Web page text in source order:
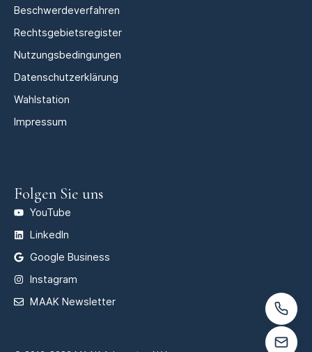
Beschwerdeverfahren
Rechtsgebietsregister
Nutzungsbedingungen
Datenschutzerklärung
Wahlstation
Impressum
Folgen Sie uns
YouTube
LinkedIn
Google Business
Instagram
MAAK Newsletter